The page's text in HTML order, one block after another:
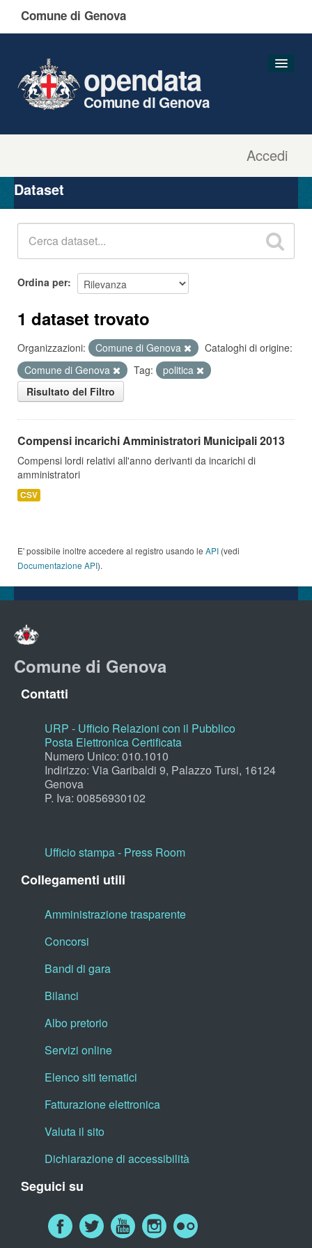
Comune di Genova
Accedi
opendata
Comune di Genova
Organizzazioni
Gruppi
Dataset
Ordina per
1 dataset trovato
Organizzazioni: Comune di Genova
Cataloghi di origine:
Comune di Genova
Tag:
politica
Risultato del Filtro
Compensi incarichi Amministratori Municipali 2013
Compensi lordi relativi all'anno derivanti da incarichi di
amministratori
CSV
E' possibile inoltre accedere al registro usando le API (vedi
Documentazione API).
Comune di Genova
Contatti
URP - Ufficio Relazioni con il Pubblico
Posta Elettronica Certificata
Numero Unico: 010.1010
Indirizzo: Via Garibaldi 9, Palazzo Tursi, 16124
Genova
P. Iva: 00856930102
Ufficio stampa - Press Room
Collegamenti utili
Amministrazione trasparente
Concorsi
Bandi di gara
Bilanci
Albo pretorio
Servizi online
Elenco siti tematici
Fatturazione elettronica
Valuta il sito
Dichiarazione di accessibilità
Seguici su